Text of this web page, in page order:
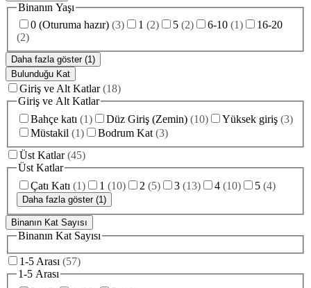
Binanın Yaşı
0 (Oturuma hazır) (3) 1 (2) 5 (2) 6-10 (1)
16-20
(2)
Daha fazla göster (1)
Bulunduğu Kat
Giriş ve Alt Katlar (18)
Giriş ve Alt Katlar
Bahçe katı (1) Düz Giriş (Zemin) (10) Yüksek giriş (3)
Müstakil (1) Bodrum Kat (3)
Üst Katlar (45)
Üst Katlar
Çatı Katı (1) 1 (10) 2 (5) 3 (13) 4 (10) 5 (4)
Daha fazla göster (1)
Binanın Kat Sayısı
Binanın Kat Sayısı
1-5 Arası (57)
1-5 Arası